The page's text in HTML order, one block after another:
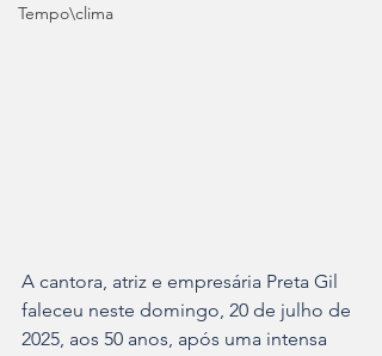
Tempo\clima
A cantora, atriz e empresária Preta Gil
faleceu neste domingo, 20 de julho de
2025, aos 50 anos, após uma intensa